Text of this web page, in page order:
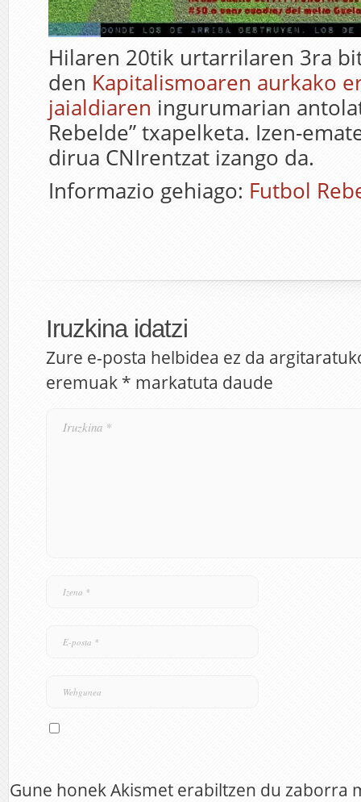
Hilaren 20tik urtarrilaren 3ra
den Kapitalismoaren aurkako
jaialdiaren ingurumarian
Rebelde” txapelketa. Izen-
dirua CNIrentzat izango da.
Informazio gehiago: Futbol
Iruzkina idatzi
Zure e-posta helbidea ez da
eremuak * markatuta daude
Gune honek Akismet erabiltzen du zaborra